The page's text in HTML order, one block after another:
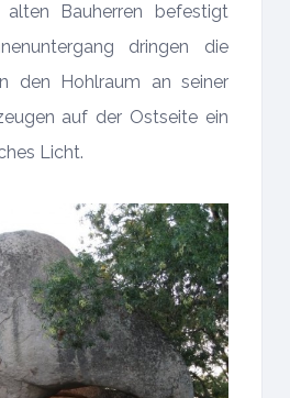
Bauherren befestigt
dringen die
den Hohlraum an seiner
auf der Ostseite ein
Licht.